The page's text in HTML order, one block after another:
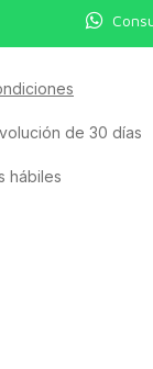
de 30 días
hábiles